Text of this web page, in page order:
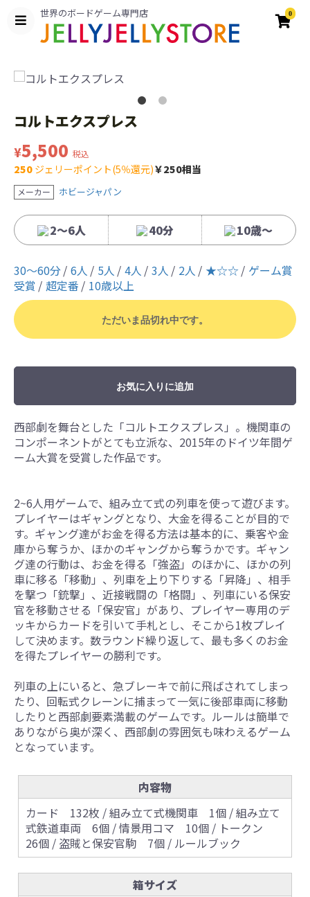
世界のボードゲーム専門店 0
コルトエクスプレス
¥5,500 税込
250 ジェリーポイント(5％還元)￥250相当
メーカー ホビージャパン
2〜6人 40分 10歳〜
30〜60分 6人 5人 4人 3人 2人 ★☆☆
ゲーム賞
受賞
超定番 10歳以上
ただいま品切れ中です。
お気に入りに追加
西部劇を舞台とした「コルトエクスプレス」。機関車の
コンポーネントがとても立派な、2015年のドイツ年間ゲ
ーム大賞を受賞した作品です。
2~6人用ゲームで、組み立て式の列車を使って遊びます。
プレイヤーはギャングとなり、大金を得ることが目的で
す。ギャング達がお金を得る方法は基本的に、乗客や金
庫から奪うか、ほかのギャングから奪うかです。ギャン
グ達の行動は、お金を得る「強盗」のほかに、ほかの列
車に移る「移動」、列車を上り下りする「昇降」、相手
を撃つ「銃撃」、近接戦闘の「格闘」、列車にいる保安
官を移動させる「保安官」があり、プレイヤー専用のデ
ッキからカードを引いて手札とし、そこから1枚プレイ
して決めます。数ラウンド繰り返して、最も多くのお金
を得たプレイヤーの勝利です。
列車の上にいると、急ブレーキで前に飛ばされてしまっ
たり、回転式クレーンに捕まって一気に後部車両に移動
したりと西部劇要素満載のゲームです。ルールは簡単で
ありながら奥が深く、西部劇の雰囲気も味わえるゲーム
となっています。
内容物
カード 132枚 / 組み立て式機関車 1個 / 組み立て
式鉄道車両 6個 / 情景用コマ 10個 / トークン
26個 / 盗賊と保安官駒 7個 / ルールブック
箱サイズ